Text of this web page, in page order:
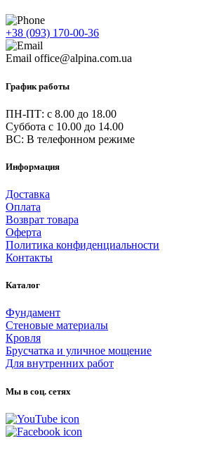
+38 (093) 170-00-36
Email office@alpina.com.ua
График работы
ПН-ПТ: c 8.00 до 18.00
Суббота с 10.00 до 14.00
ВС: В телефонном режиме
Информация
Доставка
Оплата
Возврат товара
Оферта
Политика конфиденциальности
Контакты
Каталог
Фундамент
Стеновые материалы
Кровля
Брусчатка и уличное мощение
Для внутренних работ
Мы в соц. сетях